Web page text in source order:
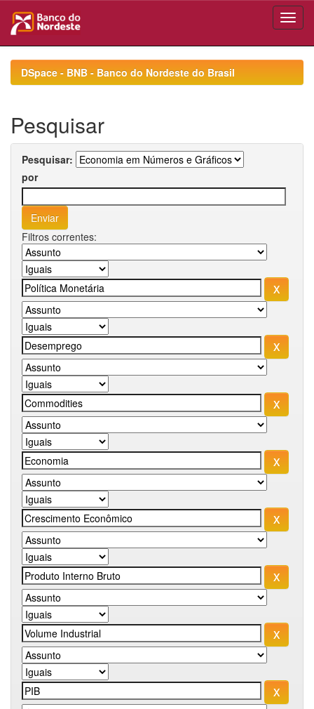
navigationDSpace - BNB - Banco do Nordeste do Brasil
Pesquisar
Pesquisar:
por
Filtros correntes: